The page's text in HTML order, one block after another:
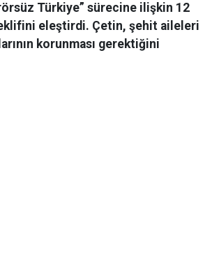
Türkiye” sürecine ilişkin 12
eleştirdi. Çetin, şehit aileleri
korunması gerektiğini